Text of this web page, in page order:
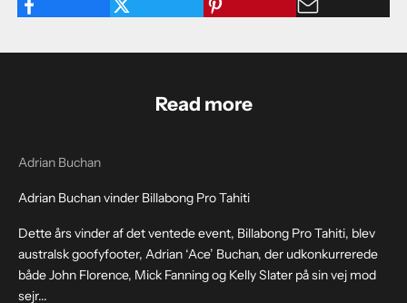
Read more
Adrian Buchan
Adrian Buchan vinder Billabong Pro Tahiti
Dette års vinder af det ventede event, Billabong Pro Tahiti, blev
australsk goofyfooter, Adrian ‘Ace’ Buchan, der udkonkurrerede
både John Florence, Mick Fanning og Kelly Slater på sin vej mod
sejr...